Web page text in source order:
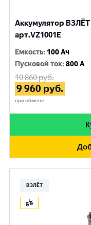
Аккумулятор ВЗЛЁТ
арт.VZ1001E
Емкость: 100 Ач
Пусковой ток:800 A
10 860руб.
9 960 руб.
при обмене
ВЗЛЁТ